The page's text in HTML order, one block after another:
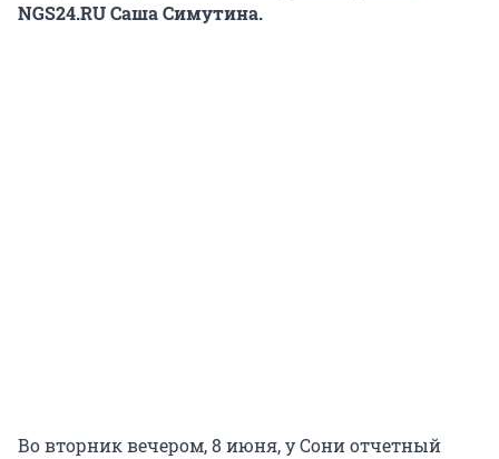
NGS24.RU Саша Симутина.
Во вторник вечером, 8 июня, у Сони отчетный